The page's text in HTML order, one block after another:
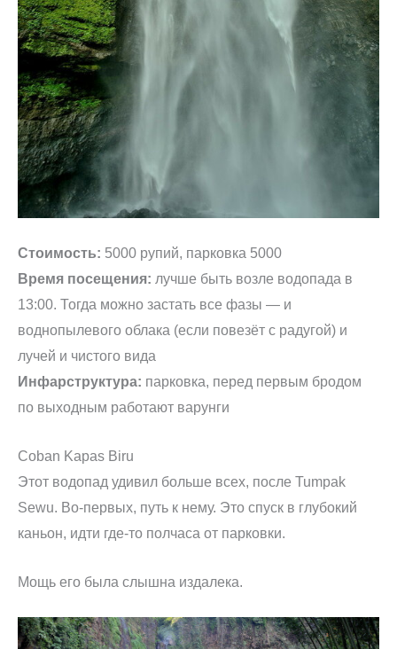
Стоимость: 5000 рупий, парковка 5000
Время посещения: лучше быть возле водопада в
13:00. Тогда можно застать все фазы — и
воднопылевого облака (если повезёт с радугой) и
лучей и чистого вида
Инфарструктура: парковка, перед первым бродом
по выходным работают варунги
Coban Kapas Biru
Этот водопад удивил больше всех, после Tumpak
Sewu. Во-первых, путь к нему. Это спуск в глубокий
каньон, идти где-то полчаса от парковки.
Мощь его была слышна издалека.